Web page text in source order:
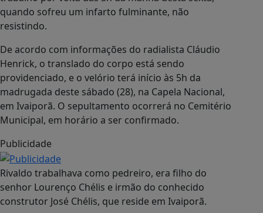
quando sofreu um infarto fulminante, não
resistindo.
De acordo com informações do radialista Cláudio
Henrick, o translado do corpo está sendo
providenciado, e o velório terá início às 5h da
madrugada deste sábado (28), na Capela Nacional,
em Ivaiporã. O sepultamento ocorrerá no Cemitério
Municipal, em horário a ser confirmado.
Publicidade
Rivaldo trabalhava como pedreiro, era filho do
senhor Lourenço Chélis e irmão do conhecido
construtor José Chélis, que reside em Ivaiporã.